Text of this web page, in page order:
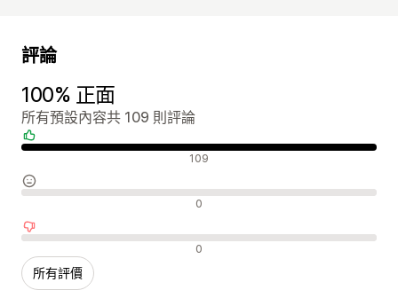
評論
100% 正面
所有預設內容共 109 則評論
正面評論 109
中立評論 0
負面評論 0
所有評價